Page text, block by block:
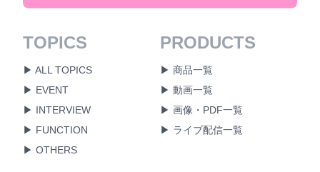
TOPICS
▶ ALL TOPICS
▶ EVENT
▶ INTERVIEW
▶ FUNCTION
▶ OTHERS
PRODUCTS
▶ 商品一覧
▶ 動画一覧
▶ 画像・PDF一覧
▶ ライブ配信一覧